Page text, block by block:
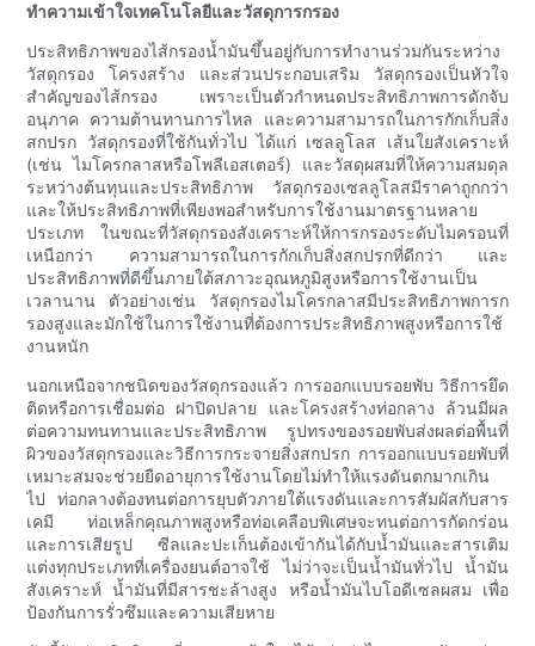
ทำความเข้าใจเทคโนโลยีและวัสดุการกรอง
ประสิทธิภาพของไส้กรองน้ำมันขึ้นอยู่กับการทำงานร่วมกันระหว่าง
วัสดุกรอง โครงสร้าง และส่วนประกอบเสริม วัสดุกรองเป็นหัวใจ
สำคัญของไส้กรอง เพราะเป็นตัวกำหนดประสิทธิภาพการดักจับ
อนุภาค ความต้านทานการไหล และความสามารถในการกักเก็บสิ่ง
สกปรก วัสดุกรองที่ใช้กันทั่วไป ได้แก่ เซลลูโลส เส้นใยสังเคราะห์
(เช่น ไมโครกลาสหรือโพลีเอสเตอร์) และวัสดุผสมที่ให้ความสมดุล
ระหว่างต้นทุนและประสิทธิภาพ วัสดุกรองเซลลูโลสมีราคาถูกกว่า
และให้ประสิทธิภาพที่เพียงพอสำหรับการใช้งานมาตรฐานหลาย
ประเภท ในขณะที่วัสดุกรองสังเคราะห์ให้การกรองระดับไมครอนที่
เหนือกว่า ความสามารถในการกักเก็บสิ่งสกปรกที่ดีกว่า และ
ประสิทธิภาพที่ดีขึ้นภายใต้สภาวะอุณหภูมิสูงหรือการใช้งานเป็น
เวลานาน ตัวอย่างเช่น วัสดุกรองไมโครกลาสมีประสิทธิภาพการก
รองสูงและมักใช้ในการใช้งานที่ต้องการประสิทธิภาพสูงหรือการใช้
งานหนัก
นอกเหนือจากชนิดของวัสดุกรองแล้ว การออกแบบรอยพับ วิธีการยึด
ติดหรือการเชื่อมต่อ ฝาปิดปลาย และโครงสร้างท่อกลาง ล้วนมีผล
ต่อความทนทานและประสิทธิภาพ รูปทรงของรอยพับส่งผลต่อพื้นที่
ผิวของวัสดุกรองและวิธีการกระจายสิ่งสกปรก การออกแบบรอยพับที่
เหมาะสมจะช่วยยืดอายุการใช้งานโดยไม่ทำให้แรงดันตกมากเกิน
ไป ท่อกลางต้องทนต่อการยุบตัวภายใต้แรงดันและการสัมผัสกับสาร
เคมี ท่อเหล็กคุณภาพสูงหรือท่อเคลือบพิเศษจะทนต่อการกัดกร่อน
และการเสียรูป ซีลและปะเก็นต้องเข้ากันได้กับน้ำมันและสารเติม
แต่งทุกประเภทที่เครื่องยนต์อาจใช้ ไม่ว่าจะเป็นน้ำมันทั่วไป น้ำมัน
สังเคราะห์ น้ำมันที่มีสารชะล้างสูง หรือน้ำมันไบโอดีเซลผสม เพื่อ
ป้องกันการรั่วซึมและความเสียหาย